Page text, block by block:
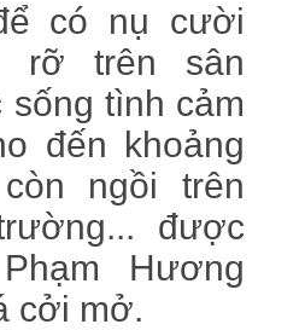
có nụ cười
rỡ trên sân
sống tình cảm
đến khoảng
ngồi trên
được
Hương
cởi mở.